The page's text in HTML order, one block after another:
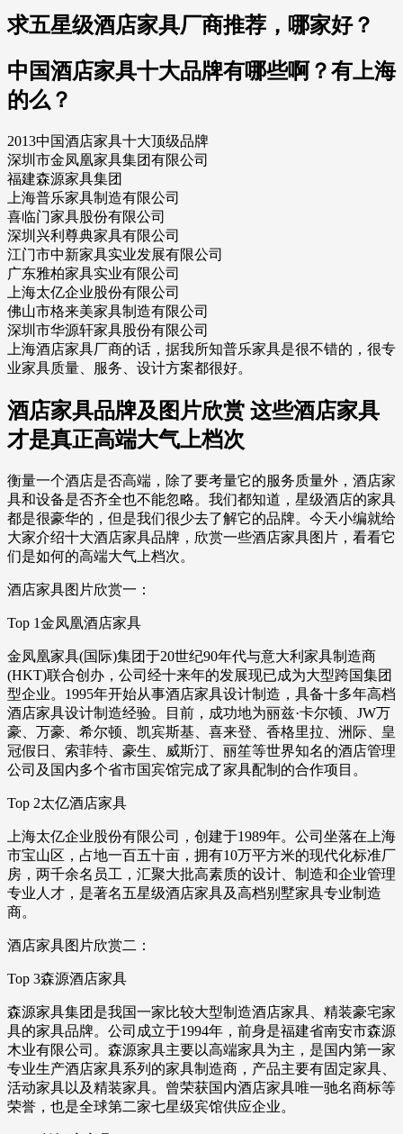
求五星级酒店家具厂商推荐，哪家好？
中国酒店家具十大品牌有哪些啊？有上海
的么？
2013中国酒店家具十大顶级品牌
深圳市金凤凰家具集团有限公司
福建森源家具集团
上海普乐家具制造有限公司
喜临门家具股份有限公司
深圳兴利尊典家具有限公司
江门市中新家具实业发展有限公司
广东雅柏家具实业有限公司
上海太亿企业股份有限公司
佛山市格来美家具制造有限公司
深圳市华源轩家具股份有限公司
上海酒店家具厂商的话，据我所知普乐家具是很不错的，很专
业家具质量、服务、设计方案都很好。
酒店家具品牌及图片欣赏 这些酒店家具
才是真正高端大气上档次
衡量一个酒店是否高端，除了要考量它的服务质量外，酒店家
具和设备是否齐全也不能忽略。我们都知道，星级酒店的家具
都是很豪华的，但是我们很少去了解它的品牌。今天小编就给
大家介绍十大酒店家具品牌，欣赏一些酒店家具图片，看看它
们是如何的高端大气上档次。
酒店家具图片欣赏一：
Top 1金凤凰酒店家具
金凤凰家具(国际)集团于20世纪90年代与意大利家具制造商
(HKT)联合创办，公司经十来年的发展现已成为大型跨国集团
型企业。1995年开始从事酒店家具设计制造，具备十多年高档
酒店家具设计制造经验。目前，成功地为丽兹·卡尔顿、JW万
豪、万豪、希尔顿、凯宾斯基、喜来登、香格里拉、洲际、皇
冠假日、索菲特、豪生、威斯汀、丽笙等世界知名的酒店管理
公司及国内多个省市国宾馆完成了家具配制的合作项目。
Top 2太亿酒店家具
上海太亿企业股份有限公司，创建于1989年。公司坐落在上海
市宝山区，占地一百五十亩，拥有10万平方米的现代化标准厂
房，两千余名员工，汇聚大批高素质的设计、制造和企业管理
专业人才，是著名五星级酒店家具及高档别墅家具专业制造
商。
酒店家具图片欣赏二：
Top 3森源酒店家具
森源家具集团是我国一家比较大型制造酒店家具、精装豪宅家
具的家具品牌。公司成立于1994年，前身是福建省南安市森源
木业有限公司。森源家具主要以高端家具为主，是国内第一家
专业生产酒店家具系列的家具制造商，产品主要有固定家具、
活动家具以及精装家具。曾荣获国内酒店家具唯一驰名商标等
荣誉，也是全球第二家七星级宾馆供应企业。